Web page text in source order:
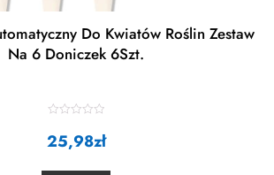
Do Kwiatów Roślin Zestaw
Na 6 Doniczek 6Szt.
a
t
25,98zł